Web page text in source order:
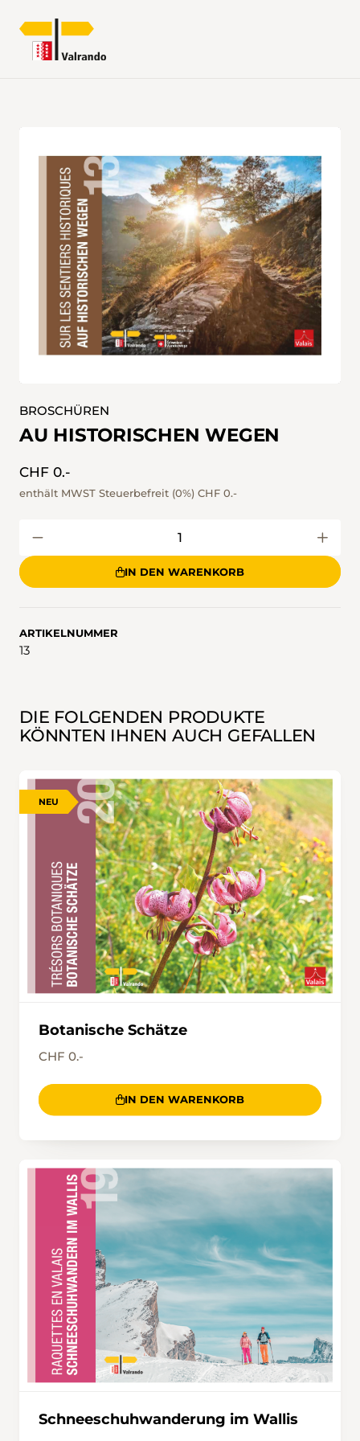
BROSCHÜREN
AU HISTORISCHEN WEGEN
CHF 0.-
enthält MWST Steuerbefreit (0%) CHF 0.-
IN DEN WARENKORB
ARTIKELNUMMER
13
DIE FOLGENDEN PRODUKTE
KÖNNTEN IHNEN AUCH GEFALLEN
Botanische Schätze
CHF 0.-
NEU
IN DEN WARENKORB
Schneeschuhwanderung im Wallis